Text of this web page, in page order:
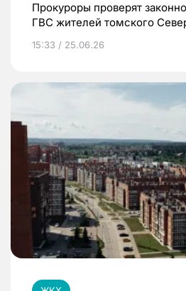
Прокуроры проверят
ГВС жителей томского
15:33 / 25.06.26